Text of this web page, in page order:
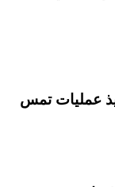
عمليات تمس